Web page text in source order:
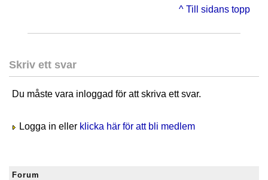
^ Till sidans topp
Skriv ett svar
Du måste vara inloggad för att skriva ett svar.
Logga in eller klicka här för att bli medlem
Forum